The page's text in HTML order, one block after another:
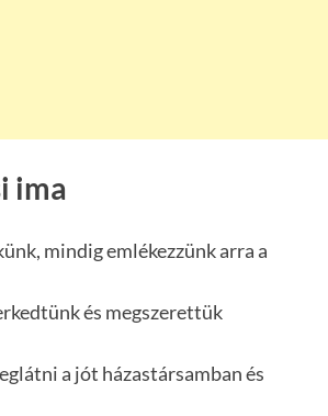
ima
mindig emlékezzünk arra a
és megszerettük
a jót házastársamban és